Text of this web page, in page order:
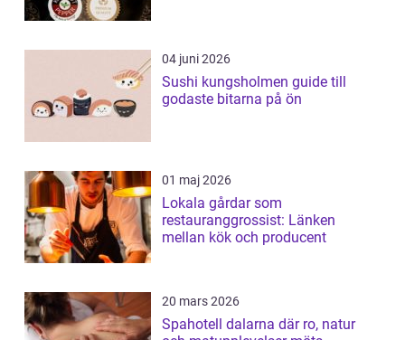
04 juni 2026
Sushi kungsholmen guide till
godaste bitarna på ön
01 maj 2026
Lokala gårdar som
restauranggrossist: Länken
mellan kök och producent
20 mars 2026
Spahotell dalarna där ro, natur